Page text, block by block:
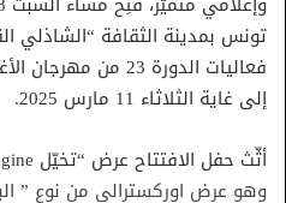
تونس بمدينة الثقافة “الشاذلي
فعاليات الدورة 23
إلى غاية الثلاثاء 11 مارس 2025.
وهو عرض اوركسترالي من نوع ”